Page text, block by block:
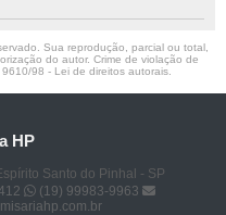
Sua reprodução, parcial ou total,
do autor. Crime de violação de
9610/98 - Lei de direitos autorais
HP
Santo do Pinhal - SP
(19) 99983-9963